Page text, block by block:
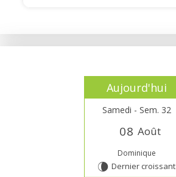
Aujourd'hui
Samedi - Sem. 32
08 Août
Dominique
V Dernier croissant